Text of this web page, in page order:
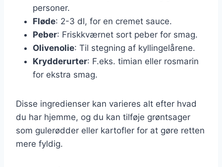
personer.
Fløde: 2-3 dl, for en cremet sauce.
Peber: Friskkværnet sort peber for smag.
Olivenolie: Til stegning af kyllingelårene.
Krydderurter: F.eks. timian eller rosmarin
for ekstra smag.
Disse ingredienser kan varieres alt efter hvad
du har hjemme, og du kan tilføje grøntsager
som gulerødder eller kartofler for at gøre retten
mere fyldig.